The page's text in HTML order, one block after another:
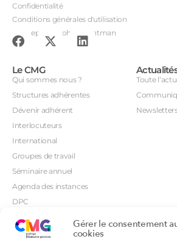
Gérer le consentement
cookies
Confidentialité
Conditions générales d'utilisation
Conception : John Brightman
Le CMG
Qui sommes nous ?
Structures adhérentes
Dévenir adhérent
Interlocuteurs
International
Groupes de travail
Séminaire annuel
Agenda des instances
DPC
Orientations prioritaires
Toute